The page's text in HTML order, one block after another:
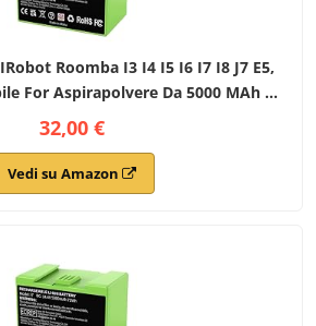
Roomba I3 I4 I5 I6 I7 I8 J7 E5,
For Aspirapolvere Da 5000 MAh E
14,4 V(1Pcs 5000mAh)
32,00 €
Vedi su Amazon